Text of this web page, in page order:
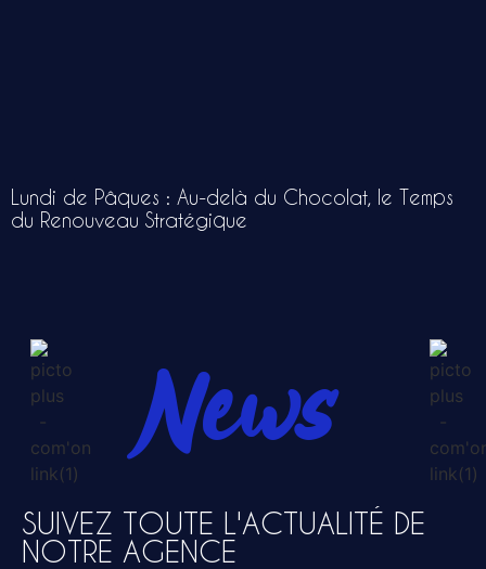
Lundi de Pâques : Au-delà du Chocolat, le Temps
du Renouveau Stratégique
News
SUIVEZ TOUTE L'ACTUALITÉ DE
NOTRE AGENCE